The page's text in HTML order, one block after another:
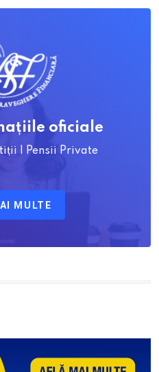
oficiale
| Pensii Private
MULTE